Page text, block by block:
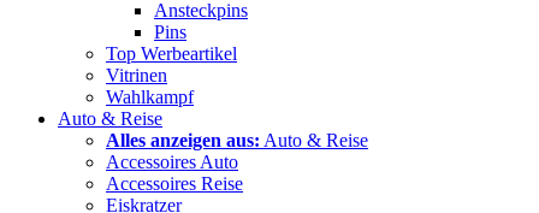
Ansteckpins
Pins
Top Werbeartikel
Vitrinen
Wahlkampf
Auto & Reise
Alles anzeigen aus: Auto & Reise
Accessoires Auto
Accessoires Reise
Eiskratzer